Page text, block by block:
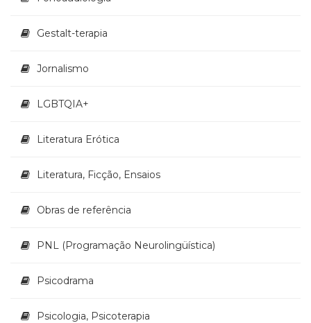
Temas
(30)
Ocupacional
e
(65)
(1)
(32)
Gestalt-terapia
Jornalismo
LGBTQIA+
Literatura Erótica
Literatura, Ficção, Ensaios
Obras de referência
PNL (Programação Neurolingüística)
Psicodrama
Psicologia, Psicoterapia